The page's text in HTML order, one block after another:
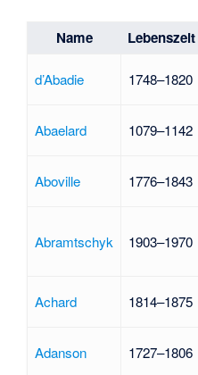
Name Lebenszeit
d’Abadie 1748–1820
Abaelard 1079–1142
Aboville 1776–1843
Abramtschyk 1903–1970
Achard 1814–1875
Adanson 1727–1806